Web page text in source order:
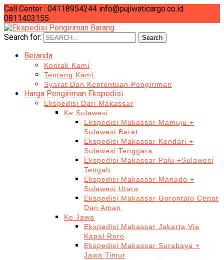
Call Center : 04118954244 info@pujiwaticargo.co.id
0811403155
Search for:
Search
Beranda
Kontak Kami
Tentang Kami
Syarat Dan Kententuan Pengiriman
Harga Pengiriman Ekspedisi
Ekspedisi Dari Makassar
Ke Sulawesi
Ekspedisi Makassar Mamuju +
Sulawesi Barat
Ekspedisi Makassar Kendari +
Sulawesi Tenggara
Ekspedisi Makassar Palu +Sulawesi
Tengah
Ekspedisi Makassar Manado +
Sulawesi Utara
Ekspedisi Makassar Gorontalo Cepat
Dan Aman
Ke Jawa
Ekspedisi Makassar Jakarta Via
Kapal Roro
Ekspedisi Makassar Surabaya +
Jawa Timur